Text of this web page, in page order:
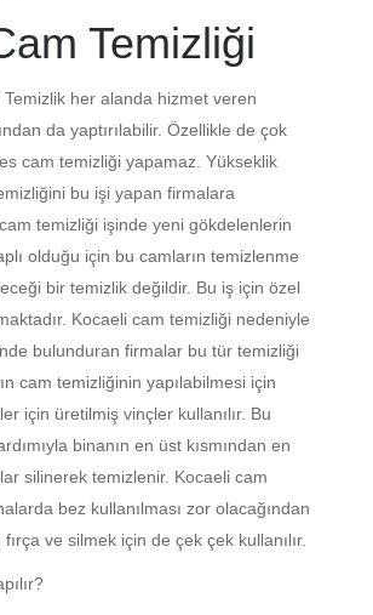
Temizliği
her alanda hizmet veren
da yaptırılabilir. Özellikle de çok
cam temizliği yapamaz. Yükseklik
bu işi yapan firmalara
temizliği işinde yeni gökdelenlerin
olduğu için bu camların temizlenme
bir temizlik değildir. Bu iş için özel
Kocaeli cam temizliği nedeniyle
bulunduran firmalar bu tür temizliği
cam temizliğinin yapılabilmesi için
için üretilmiş vinçler kullanılır. Bu
binanın en üst kısmından en
silinerek temizlenir. Kocaeli cam
bez kullanılması zor olacağından
ve silmek için de çek çek kullanılır.